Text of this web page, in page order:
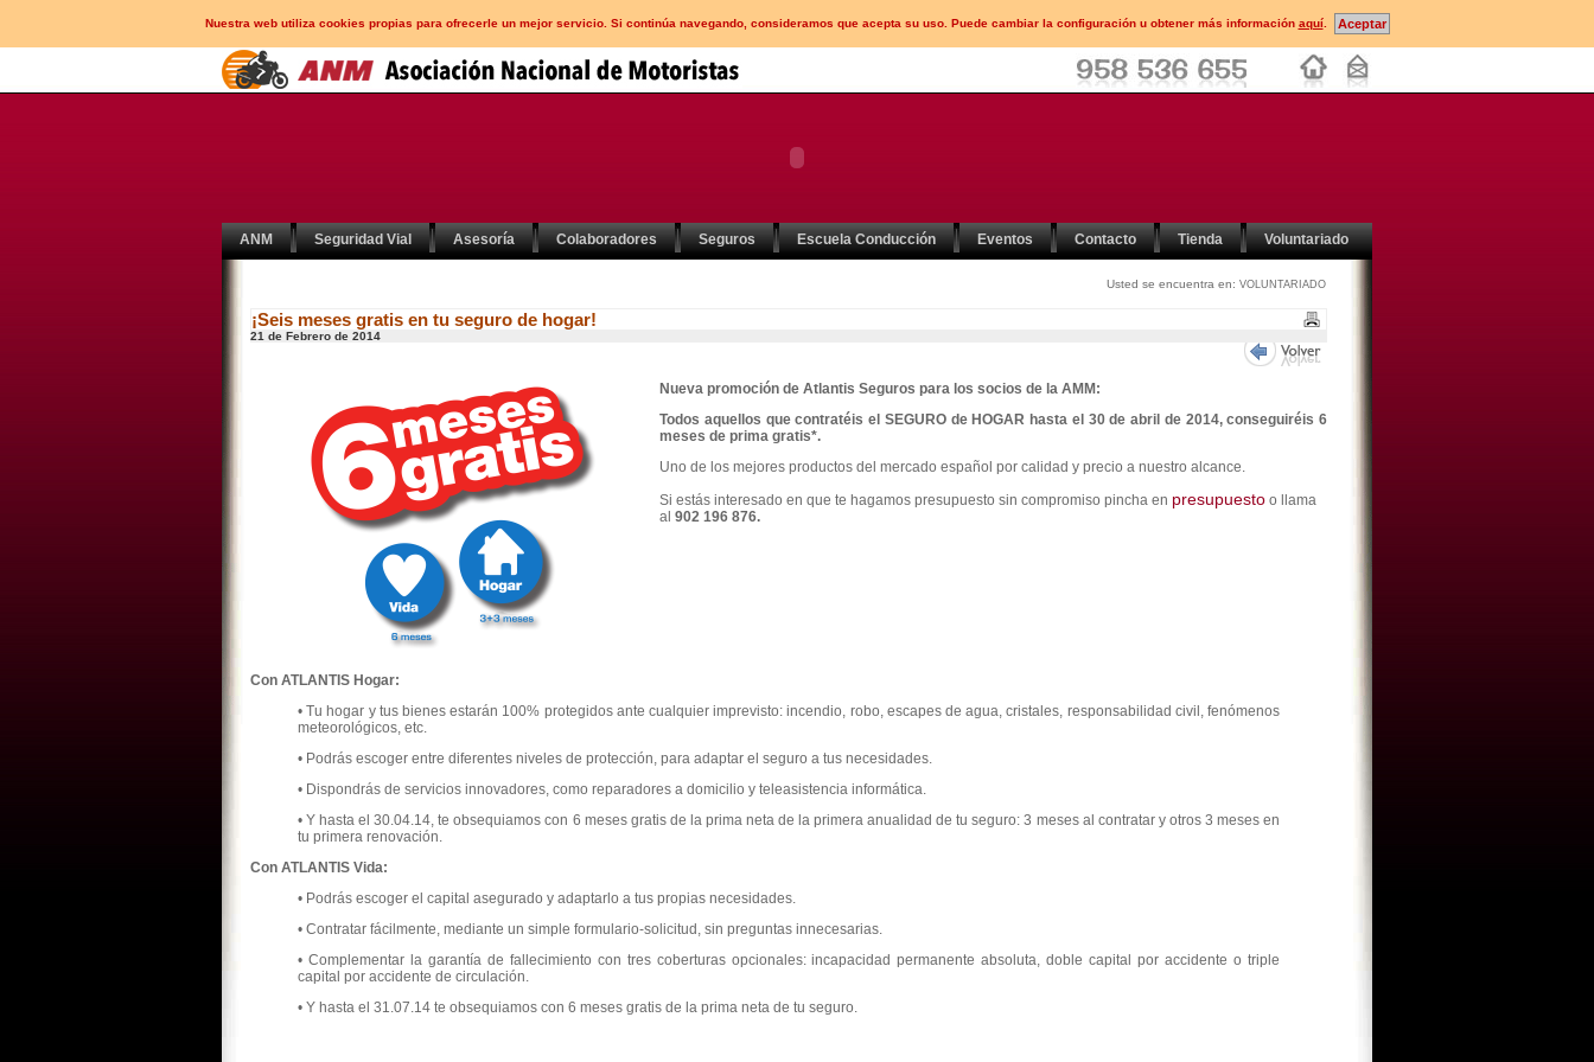
Nuestra web utiliza cookies propias para ofrecerle un mejor servicio. Si continúa navegando, consideramos que acepta su uso. Puede cambiar la configuración u obtener más información aquí.
ANM Seguridad Vial Asesoría Colaboradores Seguros Escuela Conducción Eventos Contacto Tienda Voluntariado
Usted se encuentra en: VOLUNTARIADO
¡Seis meses gratis en tu seguro de hogar!
21 de Febrero de 2014
Nueva promoción de Atlantis Seguros para los socios de la AMM:
Todos aquellos que contratéis el SEGURO de HOGAR hasta el 30 de abril de 2014, conseguiréis 6
meses de prima gratis*.
Uno de los mejores productos del mercado español por calidad y precio a nuestro alcance.
Si estás interesado en que te hagamos presupuesto sin compromiso pincha en presupuesto o llama
al 902 196 876.
Con ATLANTIS Hogar:
• Tu hogar y tus bienes estarán 100% protegidos ante cualquier imprevisto: incendio, robo, escapes de agua, cristales, responsabilidad civil, fenómenos
meteorológicos, etc.
• Podrás escoger entre diferentes niveles de protección, para adaptar el seguro a tus necesidades.
• Dispondrás de servicios innovadores, como reparadores a domicilio y teleasistencia informática.
• Y hasta el 30.04.14, te obsequiamos con 6 meses gratis de la prima neta de la primera anualidad de tu seguro: 3 meses al contratar y otros 3 meses en
tu primera renovación.
Con ATLANTIS Vida:
• Podrás escoger el capital asegurado y adaptarlo a tus propias necesidades.
• Contratar fácilmente, mediante un simple formulario-solicitud, sin preguntas innecesarias.
• Complementar la garantía de fallecimiento con tres coberturas opcionales: incapacidad permanente absoluta, doble capital por accidente o triple
capital por accidente de circulación.
• Y hasta el 31.07.14 te obsequiamos con 6 meses gratis de la prima neta de tu seguro.